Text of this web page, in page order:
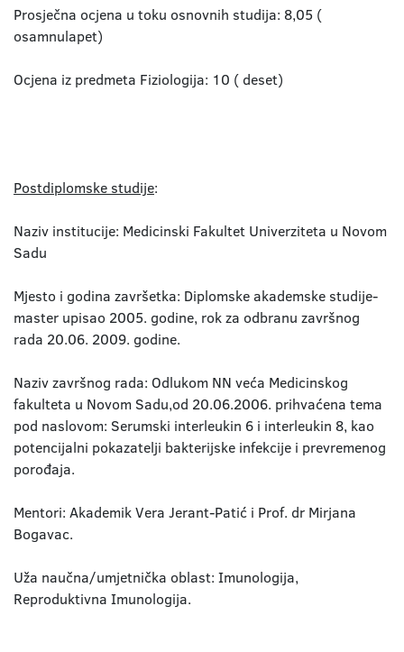
Prosječna ocjena u toku osnovnih studija: 8,05 (
osamnulapet)
Ocjena iz predmeta Fiziologija: 10 ( deset)
Postdiplomske studije:
Naziv institucije: Medicinski Fakultet Univerziteta u Novom
Sadu
Mjesto i godina završetka: Diplomske akademske studije-
master upisao 2005. godine, rok za odbranu završnog
rada 20.06. 2009. godine.
Naziv završnog rada: Odlukom NN veća Medicinskog
fakulteta u Novom Sadu,od 20.06.2006. prihvaćena tema
pod naslovom: Serumski interleukin 6 i interleukin 8, kao
potencijalni pokazatelji bakterijske infekcije i prevremenog
porođaja.
Mentori: Akademik Vera Jerant-Patić i Prof. dr Mirjana
Bogavac.
Uža naučna/umjetnička oblast: Imunologija,
Reproduktivna Imunologija.